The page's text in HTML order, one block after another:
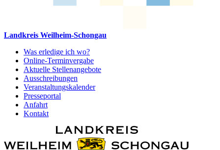
Landkreis Weilheim-Schongau
Was erledige ich wo?
Online-Terminvergabe
Aktuelle Stellenangebote
Ausschreibungen
Veranstaltungskalender
Presseportal
Anfahrt
Kontakt